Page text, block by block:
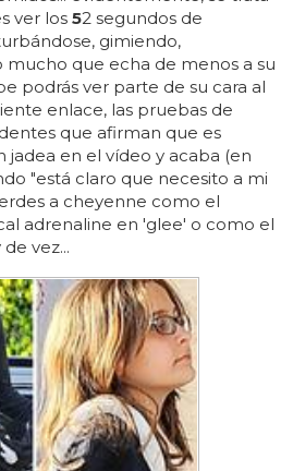
ver los 52 segundos de
gimiendo,
mucho que echa de menos a su
podrás ver parte de su cara al
enlace, las pruebas de
que afirman que es
jadea en el vídeo y acaba (en
"está claro que necesito a mi
a cheyenne como el
adrenaline en 'glee' o como el
vez...